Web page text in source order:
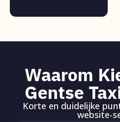
Waarom
Gentse
Korte en duidelijke
website-